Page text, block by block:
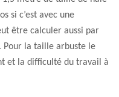
si c’est avec une
être calculer aussi par
Pour la taille arbuste le
et la difficulté du travail à